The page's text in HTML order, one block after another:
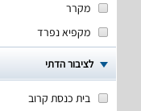
מקרר
מקפיא נפרד
לציבור הדתי
בית כנסת קרוב